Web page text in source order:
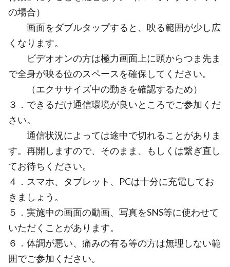
の場合）
画面をダブルタップすると、映る範囲が少し広
くなります。
ビデオオンの方は極力画面上に頭からつま先ま
で全身が映る位のスペースを確保してください。
（エクササイズ中の動きを確認するため）
３．できるだけ通信環境が良いところでご参加くだ
さい。
通信状況によっては途中で切れることがありま
す。再開しますので、そのまま、もしくは繋ぎ直し
てお待ちください。
４．スマホ、タブレット、PCは十分に充電してお
きましょう。
５．実施中の画面の動画、写真をSNS等に使わせて
いただくことがあります。
６．体調が悪い、痛みの有る等の方は無理しない範
囲でご参加ください。